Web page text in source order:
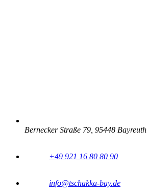
Bernecker Straße 79, 95448 Bayreuth
+49 921 16 80 80 90
info@tschakka-bay.de